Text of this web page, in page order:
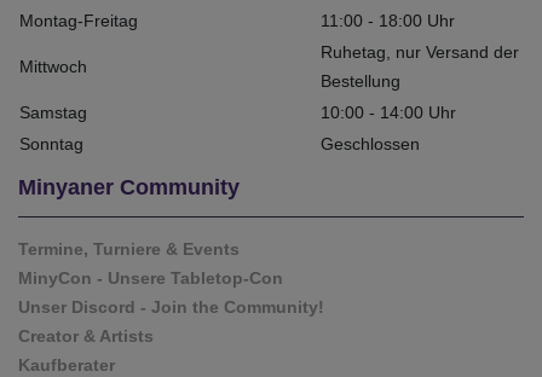
Montag-Freitag
11:00 - 18:00 Uhr
Mittwoch
Ruhetag, nur Versand der
Bestellung
Samstag
10:00 - 14:00 Uhr
Sonntag
Geschlossen
Minyaner Community
Termine, Turniere & Events
MinyCon - Unsere Tabletop-Con
Unser Discord - Join the Community!
Creator & Artists
Kaufberater